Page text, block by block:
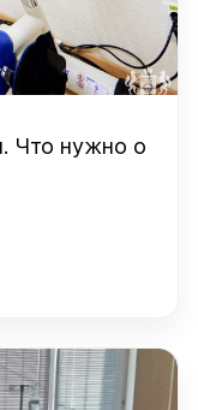
Что нужно о